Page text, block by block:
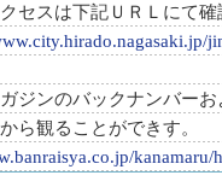
セスは下記ＵＲＬにて確
ジンのバックナンバー
ら観ることができす。
kanamaru/